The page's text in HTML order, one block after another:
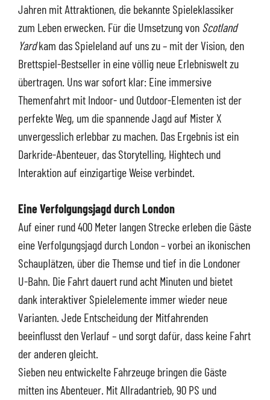
Jahren mit Attraktionen, die bekannte Spieleklassiker
zum Leben erwecken. Für die Umsetzung von Scotland
Yardkam das Spieleland auf uns zu – mit der Vision, den
Brettspiel-Bestseller in eine völlig neue Erlebniswelt zu
übertragen. Uns war sofort klar: Eine immersive
Themenfahrt mit Indoor- und Outdoor-Elementen ist der
perfekte Weg, um die spannende Jagd auf Mister X
unvergesslich erlebbar zu machen. Das Ergebnis ist ein
Darkride-Abenteuer, das Storytelling, Hightech und
Interaktion auf einzigartige Weise verbindet.
Eine Verfolgungsjagd durch London
Auf einer rund 400 Meter langen Strecke erleben die Gäste
eine Verfolgungsjagd durch London – vorbei an ikonischen
Schauplätzen, über die Themse und tief in die Londoner
U-Bahn. Die Fahrt dauert rund acht Minuten und bietet
dank interaktiver Spielelemente immer wieder neue
Varianten. Jede Entscheidung der Mitfahrenden
beeinflusst den Verlauf – und sorgt dafür, dass keine Fahrt
der anderen gleicht.
Sieben neu entwickelte Fahrzeuge bringen die Gäste
mitten ins Abenteuer. Mit Allradantrieb, 90 PS und